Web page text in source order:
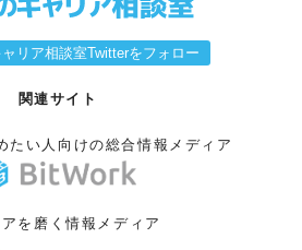
リア相談室Twitterをフォロー
関連サイト
たい人向けの総合情報メディア
を磨く情報メディア